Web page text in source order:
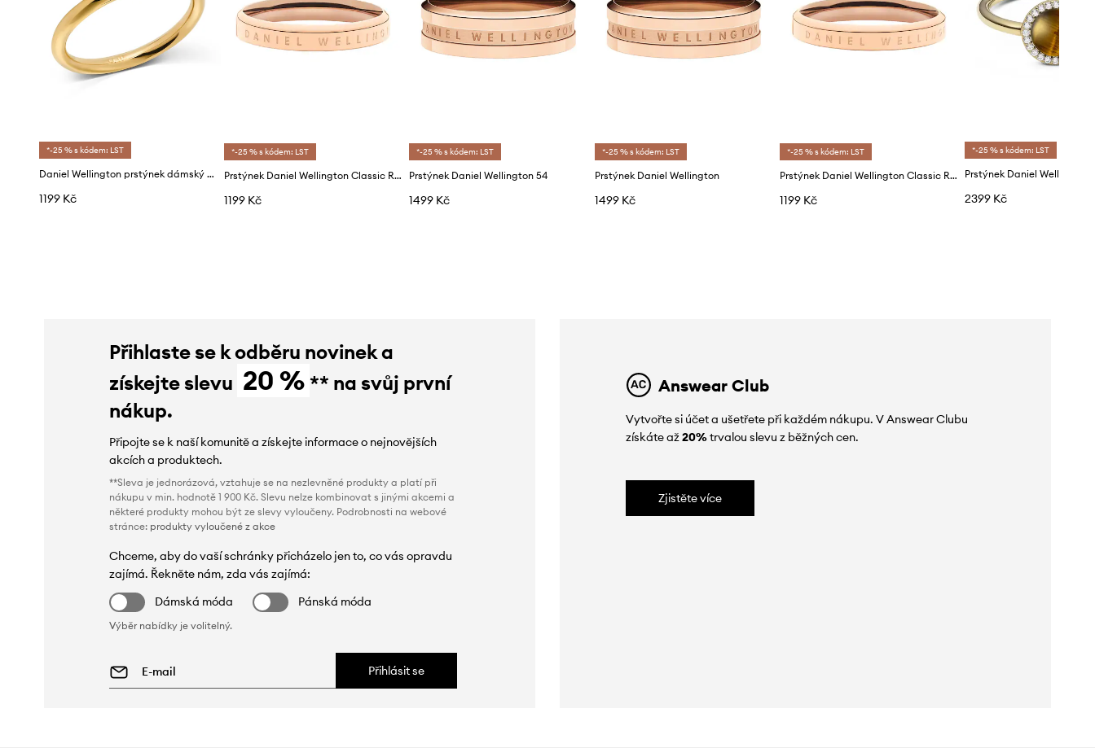
*-25 % s kódem: LST
Daniel Wellington prstýnek dámský z nerezové oceli
1199 Kč
*-25 % s kódem: LST
Prstýnek Daniel Wellington Classic Ring
1199 Kč
*-25 % s kódem: LST
Prstýnek Daniel Wellington 54
1499 Kč
*-25 % s kódem: LST
Prstýnek Daniel Wellington
1499 Kč
*-25 % s kódem: LST
Prstýnek Daniel Wellington Classic Ring
1199 Kč
*-25 % s kódem: LST
Prstýnek Daniel Wellington
2399 Kč
Přihlaste se k odběru novinek a
získejte slevu 20 % ** na svůj první
nákup.
Připojte se k naší komunitě a získejte informace o nejnovějších
akcích a produktech.
**Sleva je jednorázová, vztahuje se na nezlevněné produkty a platí při
nákupu v min. hodnotě 1 900 Kč. Slevu nelze kombinovat s jinými akcemi a
některé produkty mohou být ze slevy vyloučeny. Podrobnosti na webové
stránce: produkty vyloučené z akce
Chceme, aby do vaší schránky přicházelo jen to, co vás opravdu
zajímá. Řekněte nám, zda vás zajímá:
Dámská móda
Pánská móda
Výběr nabídky je volitelný.
Přihlásit se
Answear Club
Vytvořte si účet a ušetřete při každém nákupu. V Answear Clubu
získáte až20%trvalou slevu z běžných cen.
Zjistěte více